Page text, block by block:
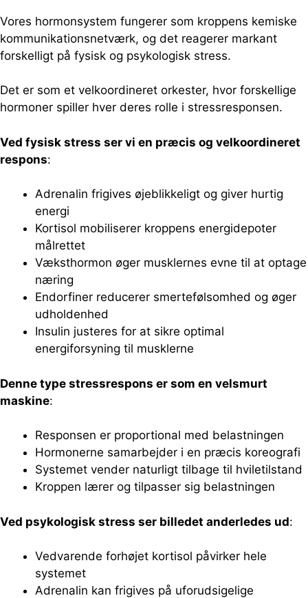
Vores hormonsystem fungerer som kroppens kemiske
kommunikationsnetværk, og det reagerer markant
forskelligt på fysisk og psykologisk stress.
Det er som et velkoordineret orkester, hvor forskellige
hormoner spiller hver deres rolle i stressresponsen.
Ved fysisk stress ser vi en præcis og velkoordineret
respons:
Adrenalin frigives øjeblikkeligt og giver hurtig
energi
Kortisol mobiliserer kroppens energidepoter
målrettet
Væksthormon øger musklernes evne til at optage
næring
Endorfiner reducerer smertefølsomhed og øger
udholdenhed
Insulin justeres for at sikre optimal
energiforsyning til musklerne
Denne type stressrespons er som en velsmurt
maskine:
Responsen er proportional med belastningen
Hormonerne samarbejder i en præcis koreografi
Systemet vender naturligt tilbage til hviletilstand
Kroppen lærer og tilpasser sig belastningen
Ved psykologisk stress ser billedet anderledes ud:
Vedvarende forhøjet kortisol påvirker hele
systemet
Adrenalin kan frigives på uforudsigelige